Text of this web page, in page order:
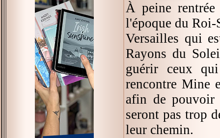
À peine
l'époque du
Versailles qui
Rayons du
guérir ceux
rencontre Mine
afin de pouvoir
seront pas trop
leur chemin.